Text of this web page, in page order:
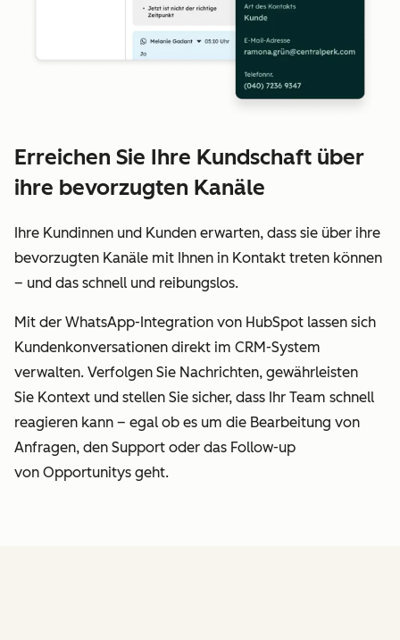
Erreichen Sie Ihre Kundschaft über
ihre bevorzugten Kanäle
Ihre Kundinnen und Kunden erwarten, dass sie über ihre
bevorzugten Kanäle mit Ihnen in Kontakt treten können
– und das schnell und reibungslos.
Mit der WhatsApp-Integration von HubSpot lassen sich
Kundenkonversationen direkt im CRM-System
verwalten. Verfolgen Sie Nachrichten, gewährleisten
Sie Kontext und stellen Sie sicher, dass Ihr Team schnell
reagieren kann – egal ob es um die Bearbeitung von
Anfragen, den Support oder das Follow-up
von Opportunitys geht.